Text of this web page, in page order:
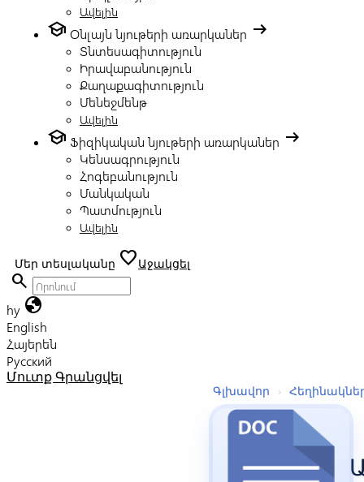
Ավելին
school Օնլայն նյութերի առարկաներ arrow_right_alt
Տնտեսագիտություն
Իրավաբանություն
Քաղաքագիտություն
Մենեջմենթ
Ավելին
school Ֆիզիկական նյութերի առարկաներ arrow_right_alt
Կենսագրություն
Հոգեբանություն
Մանկական
Պատմություն
Ավելին
Մեր տեսլականը favoriteԱջակցել
search
hy globe
English
Հայերեն
Русский
Մուտք Գրանցվել
Գլխավոր ›